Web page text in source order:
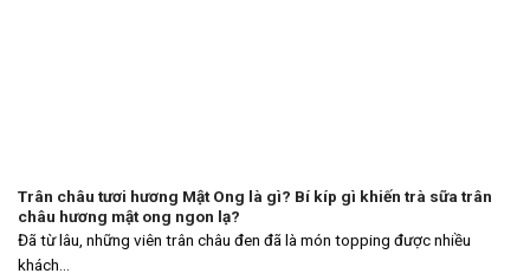
Trân châu tươi hương Mật Ong là gì? Bí kíp gì khiến trà sữa trân
châu hương mật ong ngon lạ?
Đã từ lâu, những viên trân châu đen đã là món topping được nhiều
khách...